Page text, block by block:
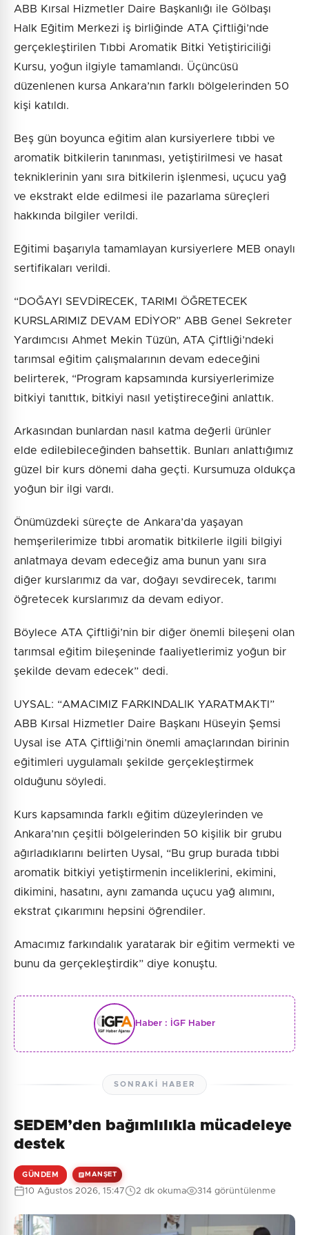
ABB Kırsal Hizmetler Daire Başkanlığı ile Gölbaşı
Halk Eğitim Merkezi iş birliğinde ATA Çiftliği’nde
gerçekleştirilen Tıbbi Aromatik Bitki Yetiştiriciliği
Kursu, yoğun ilgiyle tamamlandı. Üçüncüsü
düzenlenen kursa Ankara’nın farklı bölgelerinden 50
kişi katıldı.
Beş gün boyunca eğitim alan kursiyerlere tıbbi ve
aromatik bitkilerin tanınması, yetiştirilmesi ve hasat
tekniklerinin yanı sıra bitkilerin işlenmesi, uçucu yağ
ve ekstrakt elde edilmesi ile pazarlama süreçleri
hakkında bilgiler verildi.
Eğitimi başarıyla tamamlayan kursiyerlere MEB onaylı
sertifikaları verildi.
“DOĞAYI SEVDİRECEK, TARIMI ÖĞRETECEK
KURSLARIMIZ DEVAM EDİYOR” ABB Genel Sekreter
Yardımcısı Ahmet Mekin Tüzün, ATA Çiftliği’ndeki
tarımsal eğitim çalışmalarının devam edeceğini
belirterek, “Program kapsamında kursiyerlerimize
bitkiyi tanıttık, bitkiyi nasıl yetiştireceğini anlattık.
Arkasından bunlardan nasıl katma değerli ürünler
elde edilebileceğinden bahsettik. Bunları anlattığımız
güzel bir kurs dönemi daha geçti. Kursumuza oldukça
yoğun bir ilgi vardı.
Önümüzdeki süreçte de Ankara’da yaşayan
hemşerilerimize tıbbi aromatik bitkilerle ilgili bilgiyi
anlatmaya devam edeceğiz ama bunun yanı sıra
diğer kurslarımız da var, doğayı sevdirecek, tarımı
öğretecek kurslarımız da devam ediyor.
Böylece ATA Çiftliği’nin bir diğer önemli bileşeni olan
tarımsal eğitim bileşeninde faaliyetlerimiz yoğun bir
şekilde devam edecek” dedi.
UYSAL: “AMACIMIZ FARKINDALIK YARATMAKTI”
ABB Kırsal Hizmetler Daire Başkanı Hüseyin Şemsi
Uysal ise ATA Çiftliği’nin önemli amaçlarından birinin
eğitimleri uygulamalı şekilde gerçekleştirmek
olduğunu söyledi.
Kurs kapsamında farklı eğitim düzeylerinden ve
Ankara’nın çeşitli bölgelerinden 50 kişilik bir grubu
ağırladıklarını belirten Uysal, “Bu grup burada tıbbi
aromatik bitkiyi yetiştirmenin inceliklerini, ekimini,
dikimini, hasatını, aynı zamanda uçucu yağ alımını,
ekstrat çıkarımını hepsini öğrendiler.
Amacımız farkındalık yaratarak bir eğitim vermekti ve
bunu da gerçekleştirdik” diye konuştu.
Haber : İGF Haber
SONRAKI HABER
SEDEM’den bağımlılıkla mücadeleye
destek
GÜNDEM MANŞET
10 Ağustos 2026, 15:47 2 dk okuma 314 görüntülenme